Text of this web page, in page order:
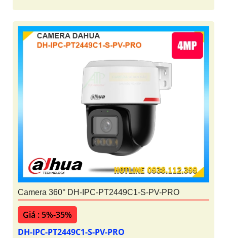
Camera 360° DH-IPC-PT2449C1-S-PV-PRO
Giá : 5%-35%
DH-IPC-PT2449C1-S-PV-PRO